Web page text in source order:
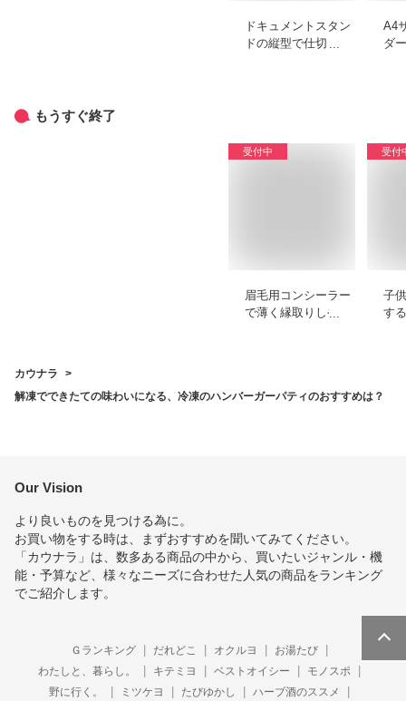
ドキュメントスタン
ドの縦型で仕切り付
A4
ダ
もうすぐ終了
受付中
眉毛用コンシーラー
で薄く縁取りしやす
受付
子
す
カウナラ
解凍でできたての味わいになる、冷凍のハンバーガーパティのおすすめは？
Our Vision
より良いものを見つける為に。
お買い物をする時は、まずおすすめを聞いてみてください。
「カウナラ」は、数多ある商品の中から、買いたいジャンル・機
能・予算など、様々なニーズに合わせた人気の商品をランキング
でご紹介します。
Ｇランキング だれどこ オクルヨ
お湯たび
わたしと、暮らし。
キテミヨ ベストオイシー
モノスポ
野に行く。
ミツケヨ たびゆかし ハーブ酒のススメ